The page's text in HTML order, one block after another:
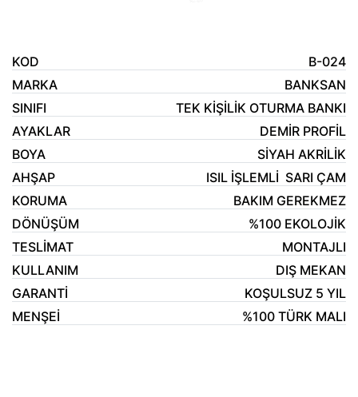
KOD
B-024
MARKA
BANKSAN
SINIFI
TEK KİŞİLİK OTURMA BANKI
AYAKLAR
DEMİR PROFİL
BOYA
SİYAH AKRİLİK
AHŞAP
ISIL İŞLEMLİ SARI ÇAM
KORUMA
BAKIM GEREKMEZ
DÖNÜŞÜM
%100 EKOLOJİK
TESLİMAT
MONTAJLI
KULLANIM
DIŞ MEKAN
GARANTİ
KOŞULSUZ 5 YIL
MENŞEİ
%100 TÜRK MALI